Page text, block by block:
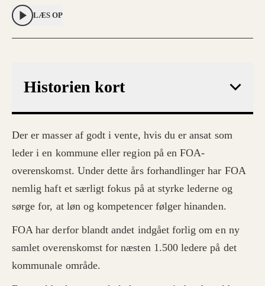
LÆS OP
Historien kort
Der er masser af godt i vente, hvis du er ansat som
leder i en kommune eller region på en FOA-
overenskomst. Under dette års forhandlinger har FOA
nemlig haft et særligt fokus på at styrke lederne og
sørge for, at løn og kompetencer følger hinanden.
FOA har derfor blandt andet indgået forlig om en ny
samlet overenskomst for næsten 1.500 ledere på det
kommunale område.